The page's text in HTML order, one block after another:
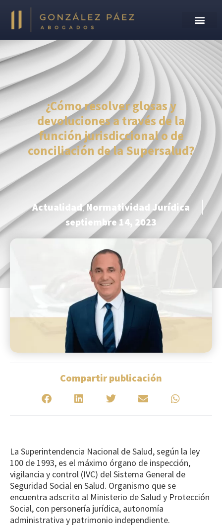
¿Cómo resolver glosas y
devoluciones a través de la
función jurisdiccional o de
conciliación de la Supersalud?
Actualidad,Normatividad Jurídica
septiembre 14, 2023
Compartir publicación
La Superintendencia Nacional de Salud, según la ley
100 de 1993, es el máximo órgano de inspección,
vigilancia y control (IVC) del Sistema General de
Seguridad Social en Salud. Organismo que se
encuentra adscrito al Ministerio de Salud y Protección
Social, con personería jurídica, autonomía
administrativa y patrimonio independiente.